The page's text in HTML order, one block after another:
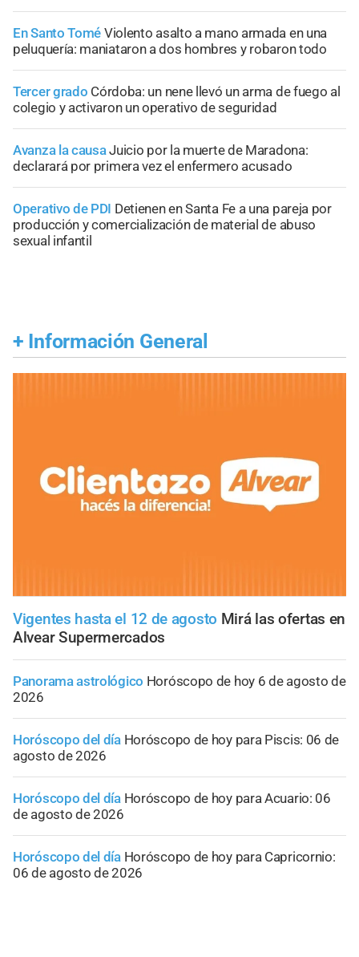
En Santo Tomé Violento asalto a mano armada en una
peluquería: maniataron a dos hombres y robaron todo
Tercer grado Córdoba: un nene llevó un arma de fuego al
colegio y activaron un operativo de seguridad
Avanza la causaJuicio por la muerte de Maradona:
declarará por primera vez el enfermero acusado
Operativo de PDI Detienen en Santa Fe a una pareja por
producción y comercialización de material de abuso
sexual infantil
+ Información General
Vigentes hasta el 12 de agosto Mirá las ofertas en
Alvear Supermercados
Panorama astrológico Horóscopo de hoy 6 de agosto de
2026
Horóscopo del día Horóscopo de hoy para Piscis: 06 de
agosto de 2026
Horóscopo del día Horóscopo de hoy para Acuario: 06
de agosto de 2026
Horóscopo del día Horóscopo de hoy para Capricornio:
06 de agosto de 2026